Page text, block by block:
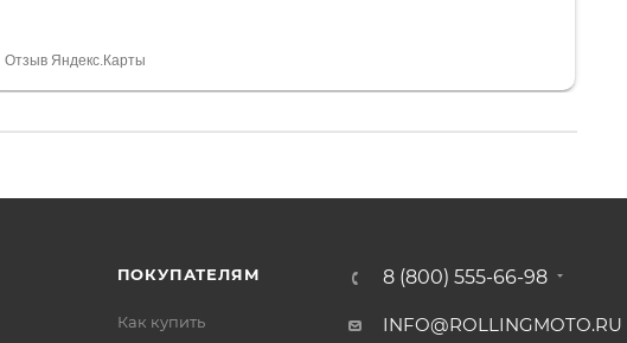
огромное спасибо Дмитрию, за клиентоориентированность и
Отзыв Яндекс.Карты
ПОКУПАТЕЛЯМ
Как купить
8 (800) 555-66-98
INFO@ROLLINGMOTO.RU